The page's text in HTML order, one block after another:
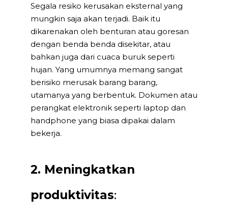
Segala resiko kerusakan eksternal yang
mungkin saja akan terjadi. Baik itu
dikarenakan oleh benturan atau goresan
dengan benda benda disekitar, atau
bahkan juga dari cuaca buruk seperti
hujan. Yang umumnya memang sangat
berisiko merusak barang barang,
utamanya yang berbentuk. Dokumen atau
perangkat elektronik seperti laptop dan
handphone yang biasa dipakai dalam
bekerja.
2. Meningkatkan
produktivitas: